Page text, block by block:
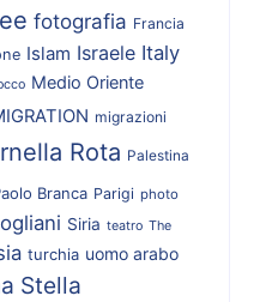
fotografia Francia
Islam Israele Italy
Medio Oriente
migrazioni
Rota Palestina
Branca Parigi photo
Siria teatro The
turchia uomo arabo
Stella